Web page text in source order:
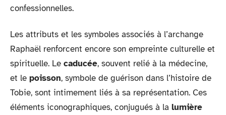
confessionnelles.
Les attributs et les symboles associés à l’archange
Raphaël renforcent encore son empreinte culturelle et
spirituelle. Le caducée, souvent relié à la médecine,
et le poisson, symbole de guérison dans l’histoire de
Tobie, sont intimement liés à sa représentation. Ces
éléments iconographiques, conjugués à la lumière